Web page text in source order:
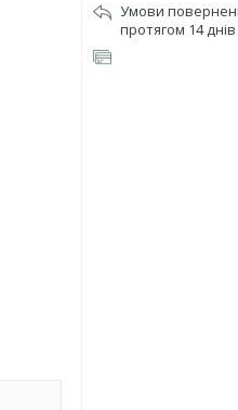
протягом 14 днів